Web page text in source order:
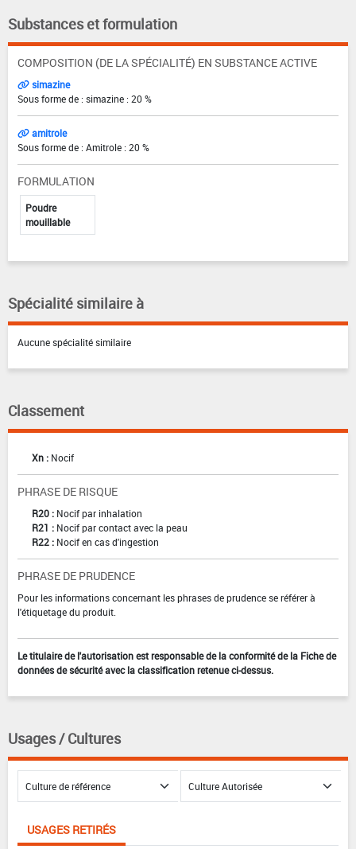
Substances et formulation
COMPOSITION (DE LA SPÉCIALITÉ) EN SUBSTANCE ACTIVE
simazine
Sous forme de : simazine : 20 %
amitrole
Sous forme de : Amitrole : 20 %
FORMULATION
Poudre
mouillable
Spécialité similaire à
Aucune spécialité similaire
Classement
Xn : Nocif
PHRASE DE RISQUE
R20 : Nocif par inhalation
R21 : Nocif par contact avec la peau
R22 : Nocif en cas d'ingestion
PHRASE DE PRUDENCE
Pour les informations concernant les phrases de prudence se référer à
l'étiquetage du produit.
Le titulaire de l'autorisation est responsable de la conformité de la Fiche de
données de sécurité avec la classification retenue ci-dessus.
Usages / Cultures
USAGES RETIRÉS